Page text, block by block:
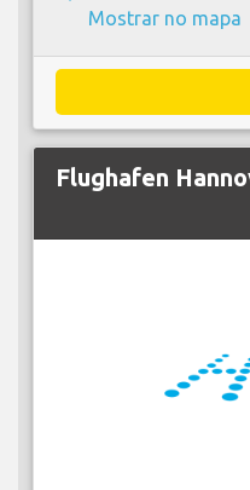
Mostrar no mapa
Flughafen